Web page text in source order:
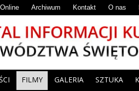
Online Archiwum Kontakt O nas
FILMY GALERIA SZTUKA